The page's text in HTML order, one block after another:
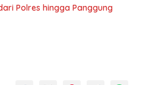
Polres hingga Panggung